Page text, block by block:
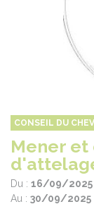
CONSEIL DU
Mener et
Du : 16/09/2025
Au : 30/09/2025